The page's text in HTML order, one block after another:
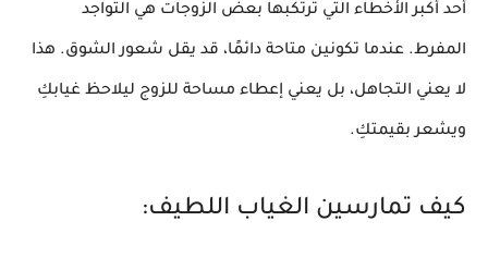
أحد أكبر الأخطاء التي ترتكبها بعض الزوجات هي التواجد
المفرط. عندما تكونين متاحة دائمًا، قد يقل شعور الشوق. هذا
لا يعني التجاهل، بل يعني إعطاء مساحة للزوج ليلاحظ غيابكِ
ويشعر بقيمتكِ.
كيف تمارسين الغياب اللطيف: